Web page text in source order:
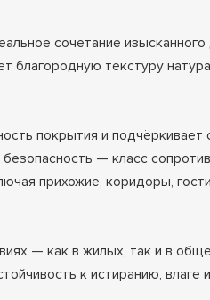
сочетание изысканного
благородную текстуру
покрытия и подчёркивает
— класс
прихожие, коридоры,
— как в жилых, так и в
к истиранию, влаге